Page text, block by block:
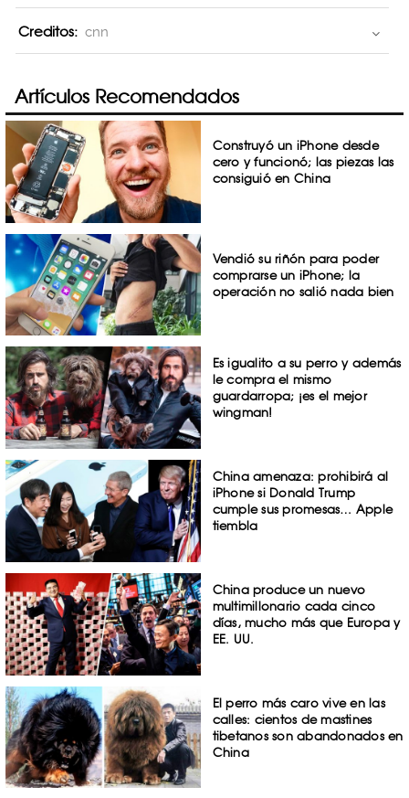
Creditos: cnn
Artículos Recomendados
Construyó un iPhone desde
cero y funcionó; las piezas las
consiguió en China
Vendió su riñón para poder
comprarse un iPhone; la
operación no salió nada bien
Es igualito a su perro y además
le compra el mismo
guardarropa; ¡es el mejor
wingman!
China amenaza: prohibirá al
iPhone si Donald Trump
cumple sus promesas… Apple
tiembla
China produce un nuevo
multimillonario cada cinco
días, mucho más que Europa y
EE. UU.
El perro más caro vive en las
calles: cientos de mastines
tibetanos son abandonados en
China